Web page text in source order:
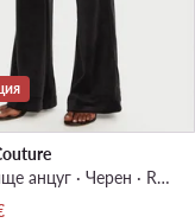
Долнище анцуг · Черен · Regular Fit
цена